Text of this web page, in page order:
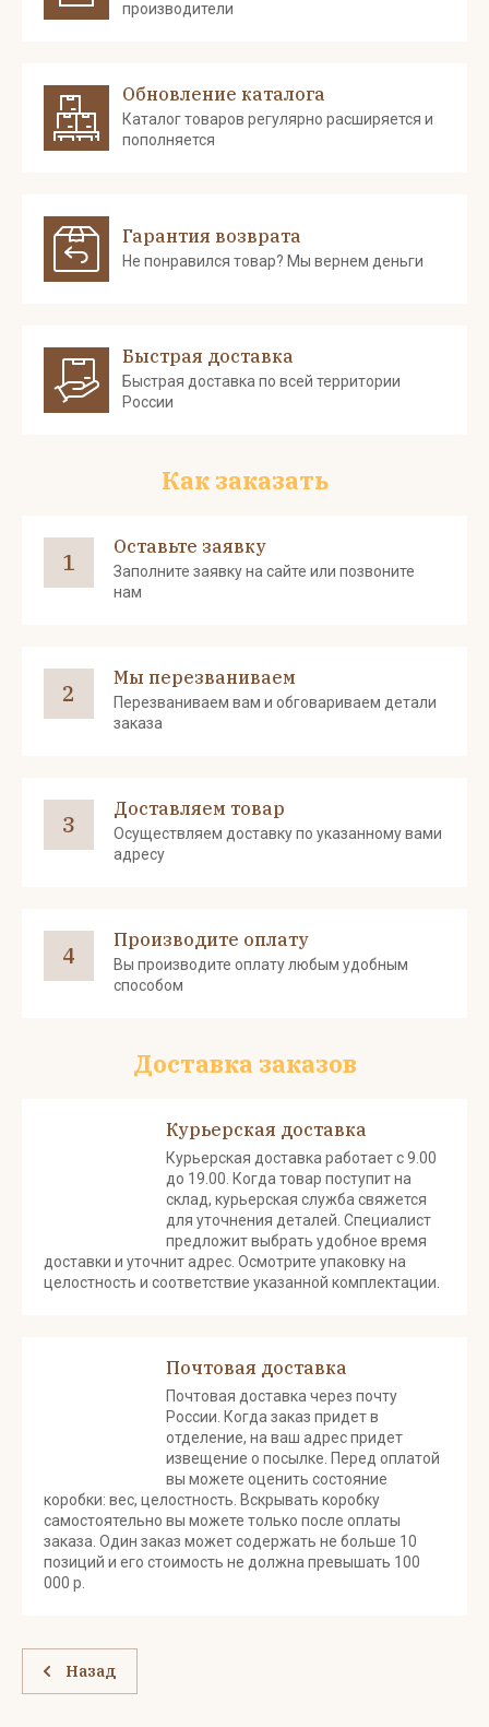
производители
Обновление каталога
Каталог товаров регулярно расширяется и
пополняется
Гарантия возврата
Не понравился товар? Мы вернем деньги
Быстрая доставка
Быстрая доставка по всей территории
России
Как заказать
1
Оставьте заявку
Заполните заявку на сайте или позвоните
нам
2
Мы перезваниваем
Перезваниваем вам и обговариваем детали
заказа
3
Доставляем товар
Осуществляем доставку по указанному вами
адресу
4
Производите оплату
Вы производите оплату любым удобным
способом
Доставка заказов
Курьерская доставка
Курьерская доставка работает с 9.00
до 19.00. Когда товар поступит на
склад, курьерская служба свяжется
для уточнения деталей. Специалист
предложит выбрать удобное время
доставки и уточнит адрес. Осмотрите упаковку на
целостность и соответствие указанной комплектации.
Почтовая доставка
Почтовая доставка через почту
России. Когда заказ придет в
отделение, на ваш адрес придет
извещение о посылке. Перед оплатой
вы можете оценить состояние
коробки: вес, целостность. Вскрывать коробку
самостоятельно вы можете только после оплаты
заказа. Один заказ может содержать не больше 10
позиций и его стоимость не должна превышать 100
000 р.
Назад